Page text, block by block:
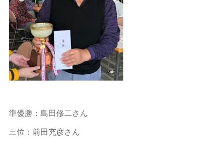
準優勝：島田修二さん
三位：前田充彦さん